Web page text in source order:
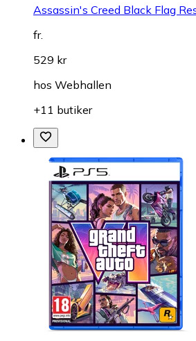
Assassin's Creed Black Flag
fr.
529 kr
hos Webhallen
+11 butiker